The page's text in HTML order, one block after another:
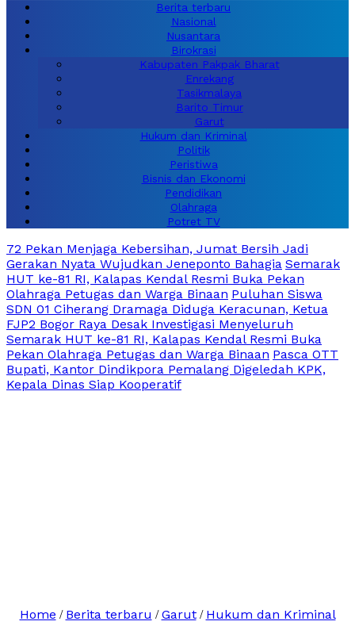
Berita terbaru
Nasional
Nusantara
Birokrasi
Kabupaten Pakpak Bharat
Enrekang
Tasikmalaya
Barito Timur
Garut
Hukum dan Kriminal
Politik
Peristiwa
Bisnis dan Ekonomi
Pendidikan
Olahraga
Potret TV
72 Pekan Menjaga Kebersihan, Jumat Bersih Jadi
Gerakan Nyata Wujudkan Jeneponto Bahagia Semarak
HUT ke-81 RI, Kalapas Kendal Resmi Buka Pekan
Olahraga Petugas dan Warga Binaan Puluhan Siswa
SDN 01 Ciherang Dramaga Diduga Keracunan, Ketua
FJP2 Bogor Raya Desak Investigasi Menyeluruh
Semarak HUT ke-81 RI, Kalapas Kendal Resmi Buka
Pekan Olahraga Petugas dan Warga Binaan Pasca OTT
Bupati, Kantor Dindikpora Pemalang Digeledah KPK,
Kepala Dinas Siap Kooperatif
Home / Berita terbaru /Garut/ Hukum dan Kriminal